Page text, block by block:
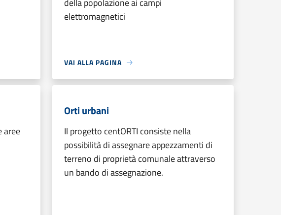
della popolazione ai campi
elettromagnetici
VAI ALLA PAGINA
aree
Orti urbani
Il progetto centORTI consiste nella
possibilità di assegnare appezzamenti di
terreno di proprietà comunale attraverso
un bando di assegnazione.